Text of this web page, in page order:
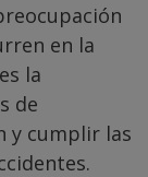
en la
la
de
y cumplir las